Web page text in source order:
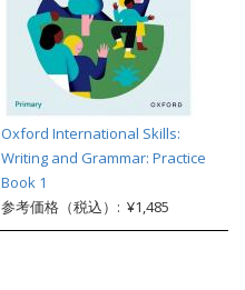
Oxford International Skills:
Writing and Grammar: Practice
Book 1
参考価格（税込）: ¥1,485